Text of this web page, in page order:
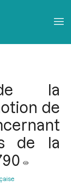
de la
de
de la